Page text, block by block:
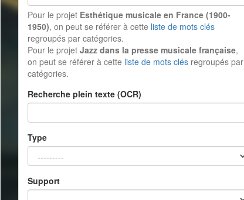
Pour le projet Esthétique musicale en France (1900-
1950), on peut se référer à cette liste de mots clés
regroupés par catégories.
Pour le projet Jazz dans la presse musicale française,
on peut se référer à cette liste de mots clés regroupés par
catégories.
Recherche plein texte (OCR)
Type
Support